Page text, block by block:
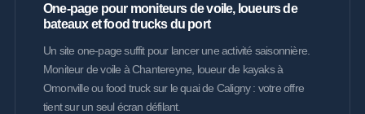
One-page pour moniteurs de voile, loueurs de
bateaux et food trucks du port
Un site one-page suffit pour lancer une activité saisonnière.
Moniteur de voile à Chantereyne, loueur de kayaks à
Omonville ou food truck sur le quai de Caligny : votre offre
tient sur un seul écran défilant.